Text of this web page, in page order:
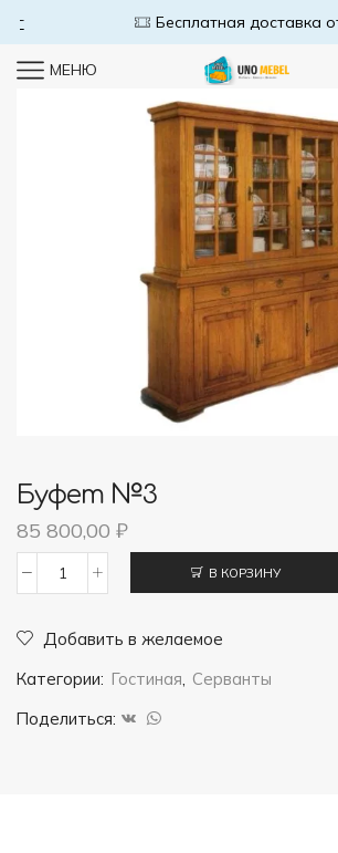
Бесплатная доставка от 50000р
МЕНЮ
Буфет №3
85 800,00 ₽
Буфет
№3
В КОРЗИНУ
Добавить в желаемое
Категории: Гостиная Серванты
Поделиться: